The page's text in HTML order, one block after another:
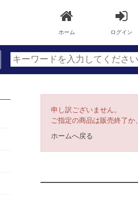
ホーム ログイン
申し訳ございません。
ご指定の商品は販売終了か
ホームへ戻る